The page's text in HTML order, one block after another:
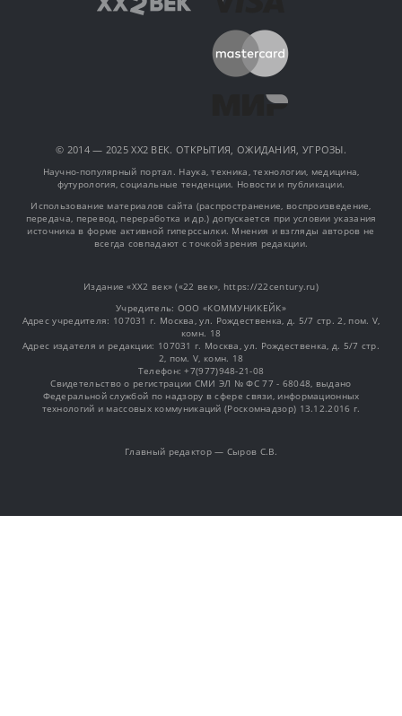
© 2014 — 2025 XX2 ВЕК. ОТКРЫТИЯ, ОЖИДАНИЯ, УГРОЗЫ.
Научно-популярный портал. Наука, техника, технологии, медицина,
футурология, социальные тенденции. Новости и публикации.
Использование материалов сайта (распространение, воспроизведение,
передача, перевод, переработка и др.) допускается при условии указания
источника в форме активной гиперссылки. Мнения и взгляды авторов не
всегда совпадают с точкой зрения редакции.
Издание «XX2 век» («22 век», https://22century.ru)
Учредитель: OOO «КОММУНИКЕЙК»
Адрес учредителя: 107031 г. Москва, ул. Рождественка, д. 5/7 стр. 2, пом. V,
комн. 18
Адрес издателя и редакции: 107031 г. Москва, ул. Рождественка, д. 5/7 стр.
2, пом. V, комн. 18
Телефон: +7(977)948-21-08
Свидетельство о регистрации СМИ ЭЛ № ФС 77 - 68048, выдано
Федеральной службой по надзору в сфере связи, информационных
технологий и массовых коммуникаций (Роскомнадзор) 13.12.2016 г.
Главный редактор — Сыров С.В.